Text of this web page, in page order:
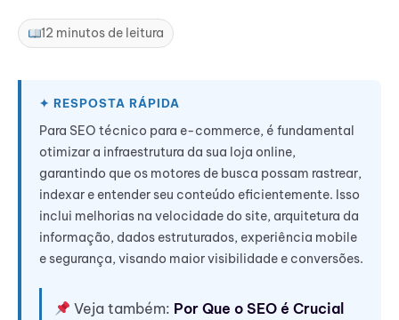
12 minutos de leitura
Para SEO técnico para e-commerce, é fundamental
otimizar a infraestrutura da sua loja online,
garantindo que os motores de busca possam rastrear,
indexar e entender seu conteúdo eficientemente. Isso
inclui melhorias na velocidade do site, arquitetura da
informação, dados estruturados, experiência mobile
e segurança, visando maior visibilidade e conversões.
Veja também: Por Que o SEO é Crucial